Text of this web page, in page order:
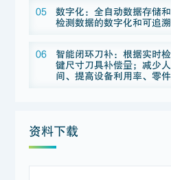
05
数字化：全自动数据存储
检测数据的数字化和可追溯
06
智能闭环刀补：根据实时
键尺寸刀具补偿量；减少
间、提高设备利用率、零
资料下载